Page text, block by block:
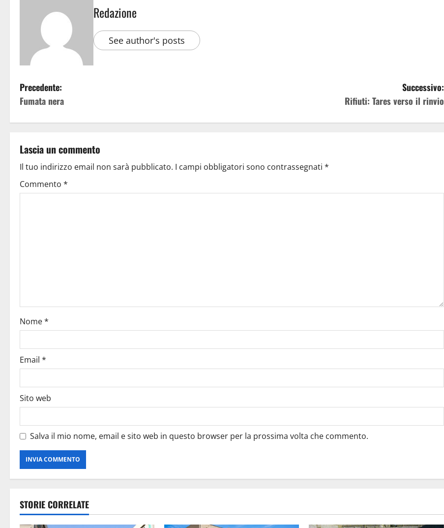
Redazione
See author's posts
Precedente:
Fumata nera
Successivo:
Rifiuti: Tares verso il rinvio
Lascia un commento
Il tuo indirizzo email non sarà pubblicato. I campi obbligatori sono contrassegnati *
Commento *
Nome*
Email *
Sito web
Salva il mio nome, email e sito web in questo browser per la prossima volta che commento.
STORIE CORRELATE